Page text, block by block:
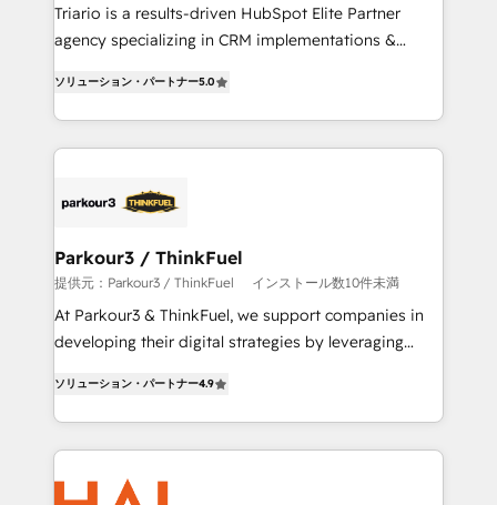
HubSpot “Our experience with the team at Blue Frog
has been nothing short of extraordinary. Their years
them a trusted reputation within the HubSpot
ecosystem as a reliable partner capable of delivering
remarkable experiences for our most sophisticated
Program, HubSpot.
Triario is a results-driven HubSpot Elite Partner
agency specializing in CRM implementations &
Integrations, Custom AI agents and AI-ready Website
Design With over 15 years of experience, we help
companies bridge the gap between marketing, sales,
data hygiene, and tailored HubSpot solutions. Our
a global consultancy with the care and agility of a
boutique firm. At Triario, we’re big enough to deliver
but small enough to listen. Our Services: HubSpot
implementations & data migration Custom AI agents
Website design Let’s turn your CRM into your growth
engine!
ソリューション・パートナー5.0
Parkour3 / ThinkFuel
提供元：Parkour3 / ThinkFuel インストール数10件未満
At Parkour3 & ThinkFuel, we support companies in
developing their digital strategies by leveraging
sales processes to generate growth. Our offer spans
from Strategy to Operations. We specialize in CRM
onboarding and implementation, web design, sales
& marketing automation, and digital marketing. With
ソリューション・パートナー4.9